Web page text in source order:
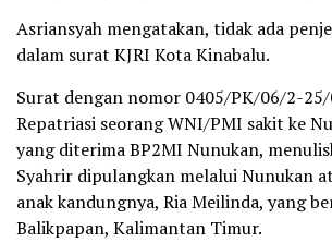
Asriansyah mengatakan, tidak ada
dalam surat KJRI Kota Kinabalu.
Surat dengan nomor 0405/PK/06/2-
Repatriasi seorang WNI/PMI sakit ke
yang diterima BP2MI Nunukan,
Syahrir dipulangkan melalui Nunukan
anak kandungnya, Ria Meilinda, yang
Balikpapan, Kalimantan Timur.